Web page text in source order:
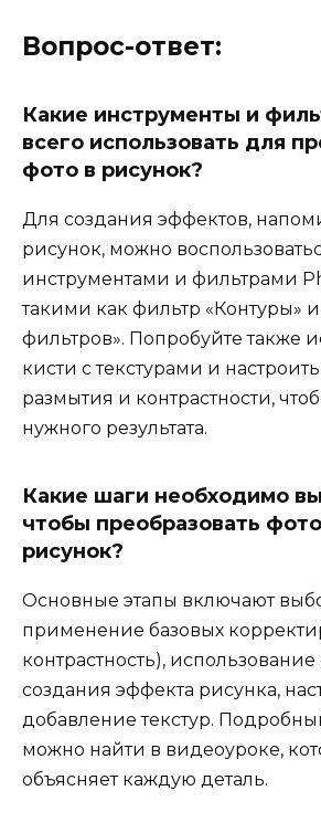
Вопрос-ответ:
Какие инструменты и
всего использовать для
фото в рисунок?
Для создания эффектов,
рисунок, можно
инструментами и фильтрами
такими как фильтр «Контуры» и
фильтров». Попробуйте также
кисти с текстурами и
размытия и контрастности,
нужного результата.
Какие шаги необходимо
чтобы преобразовать
рисунок?
Основные этапы включают
применение базовых
контрастность),
создания эффекта рисунка,
добавление текстур.
можно найти в видеоуроке,
объясняет каждую деталь.